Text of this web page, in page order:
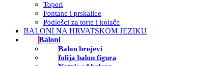
Toperi
Fontane i prskalice
Podlošci za torte i kolače
BALONI NA HRVATSKOM JEZIKU
Baloni
Balon brojevi
folija balon figura